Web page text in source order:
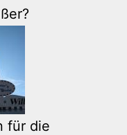
für die